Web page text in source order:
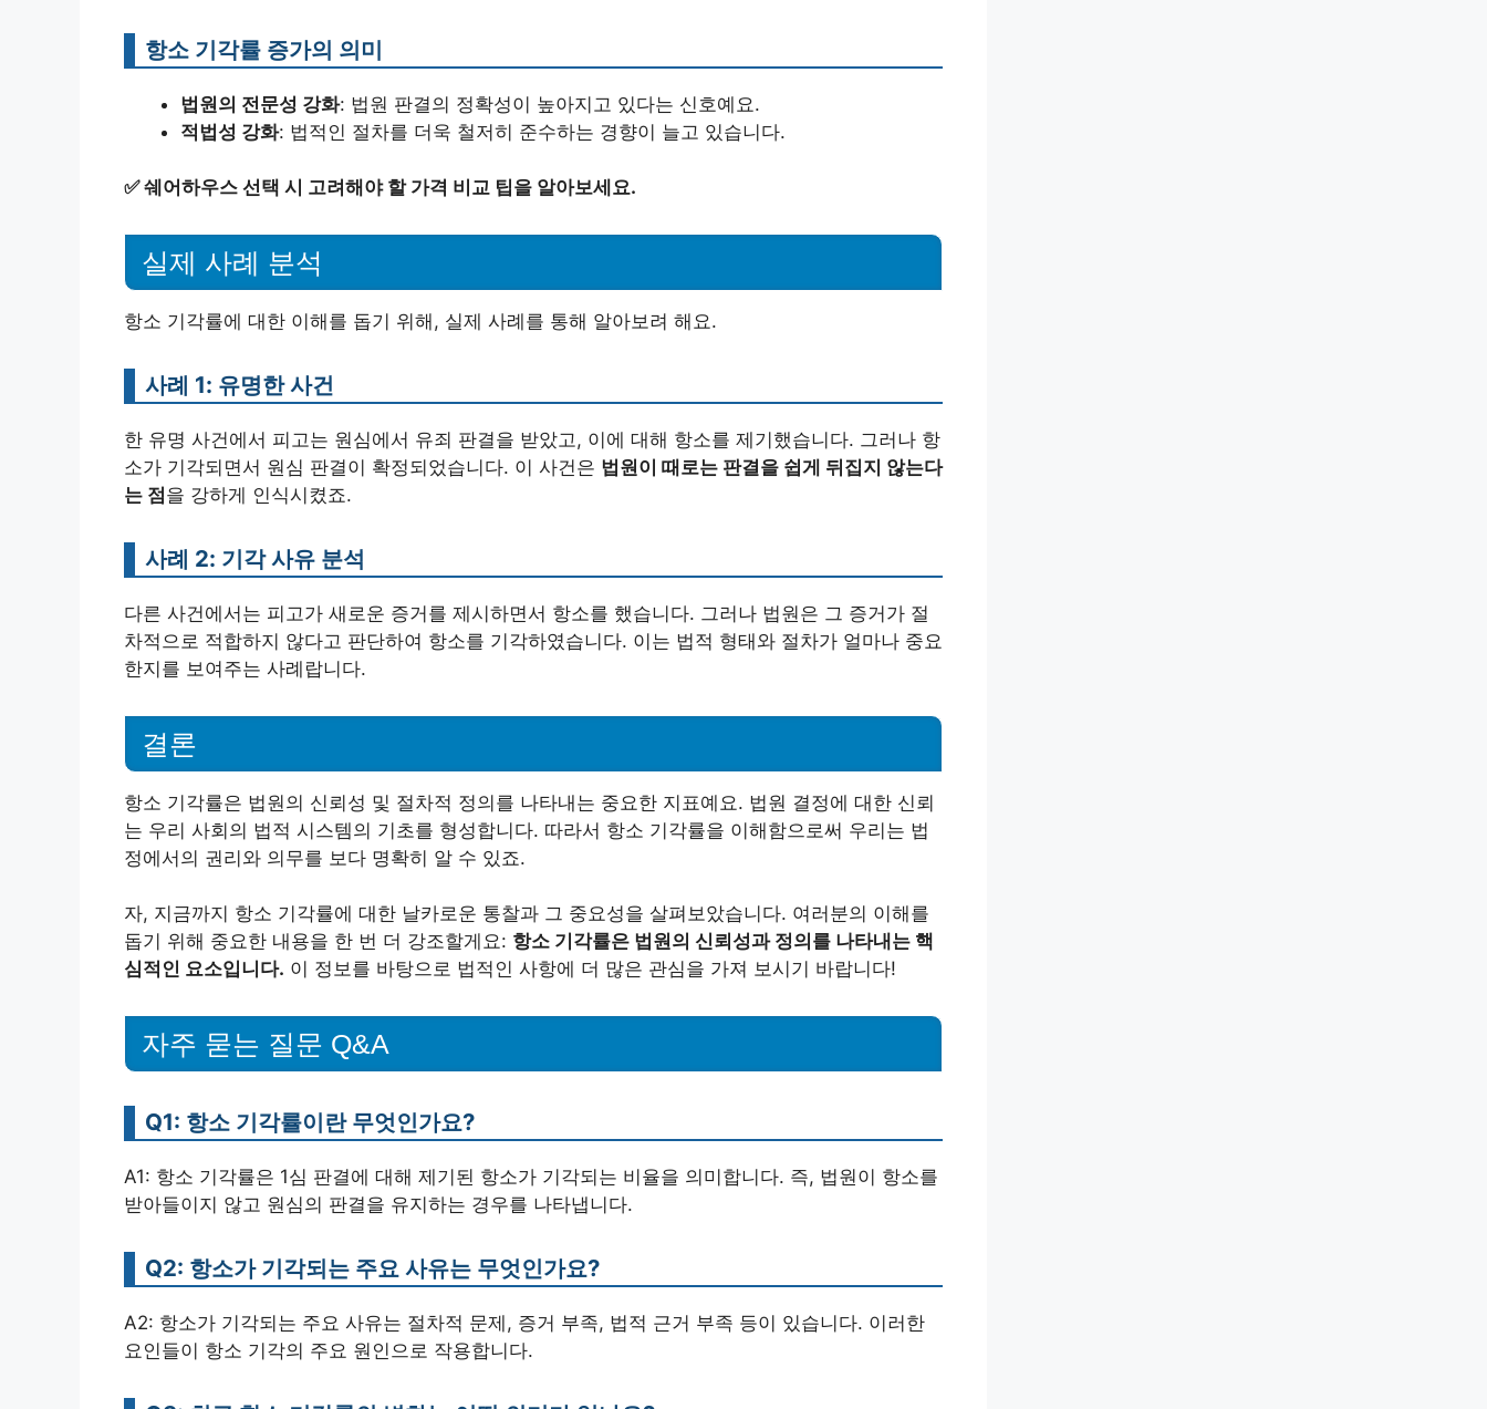
항소 기각률 증가의 의미
법원의 전문성 강화: 법원 판결의 정확성이 높아지고 있다는 신호예요.
적법성 강화: 법적인 절차를 더욱 철저히 준수하는 경향이 늘고 있습니다.
✅쉐어하우스 선택 시 고려해야 할 가격 비교 팁을 알아보세요.
실제 사례 분석
항소 기각률에 대한 이해를 돕기 위해, 실제 사례를 통해 알아보려 해요.
사례 1: 유명한 사건
한 유명 사건에서 피고는 원심에서 유죄 판결을 받았고, 이에 대해 항소를 제기했습니다. 그러나 항
소가 기각되면서 원심 판결이 확정되었습니다. 이 사건은 법원이 때로는 판결을 쉽게 뒤집지 않는다
는 점 을 강하게 인식시켰죠.
사례 2: 기각 사유 분석
다른 사건에서는 피고가 새로운 증거를 제시하면서 항소를 했습니다. 그러나 법원은 그 증거가 절
차적으로 적합하지 않다고 판단하여 항소를 기각하였습니다. 이는 법적 형태와 절차가 얼마나 중요
한지를 보여주는 사례랍니다.
결론
항소 기각률은 법원의 신뢰성 및 절차적 정의를 나타내는 중요한 지표예요. 법원 결정에 대한 신뢰
는 우리 사회의 법적 시스템의 기초를 형성합니다. 따라서 항소 기각률을 이해함으로써 우리는 법
정에서의 권리와 의무를 보다 명확히 알 수 있죠.
자, 지금까지 항소 기각률에 대한 날카로운 통찰과 그 중요성을 살펴보았습니다. 여러분의 이해를
돕기 위해 중요한 내용을 한 번 더 강조할게요: 항소 기각률은 법원의 신뢰성과 정의를 나타내는 핵
심적인 요소입니다. 이 정보를 바탕으로 법적인 사항에 더 많은 관심을 가져 보시기 바랍니다!
자주 묻는 질문 Q&A
Q1: 항소 기각률이란 무엇인가요?
A1: 항소 기각률은 1심 판결에 대해 제기된 항소가 기각되는 비율을 의미합니다. 즉, 법원이 항소를
받아들이지 않고 원심의 판결을 유지하는 경우를 나타냅니다.
Q2: 항소가 기각되는 주요 사유는 무엇인가요?
A2: 항소가 기각되는 주요 사유는 절차적 문제, 증거 부족, 법적 근거 부족 등이 있습니다. 이러한
요인들이 항소 기각의 주요 원인으로 작용합니다.